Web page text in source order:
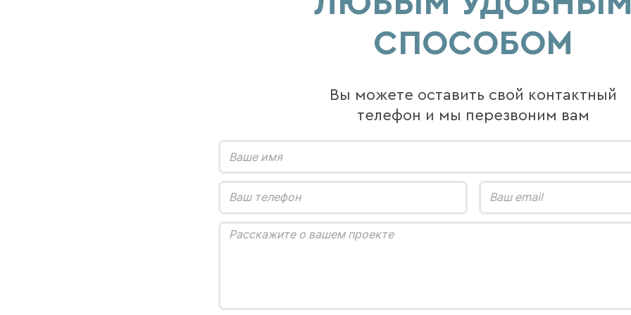
СПОСОБОМ
Вы можете оставить свой контактный
телефон и мы перезвоним вам